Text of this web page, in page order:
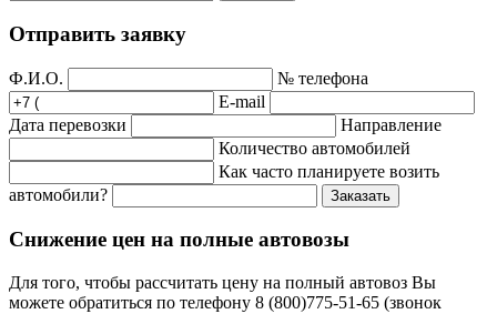
Отправить заявку
Ф.И.О.
№ телефона
E-mail
Дата перевозки
Направление
Количество автомобилей
Как часто планируете возить
автомобили?
Заказать
Снижение цен на полные автовозы
Для того, чтобы рассчитать цену на полный автовоз Вы
можете обратиться по телефону 8 (800)775-51-65 (звонок